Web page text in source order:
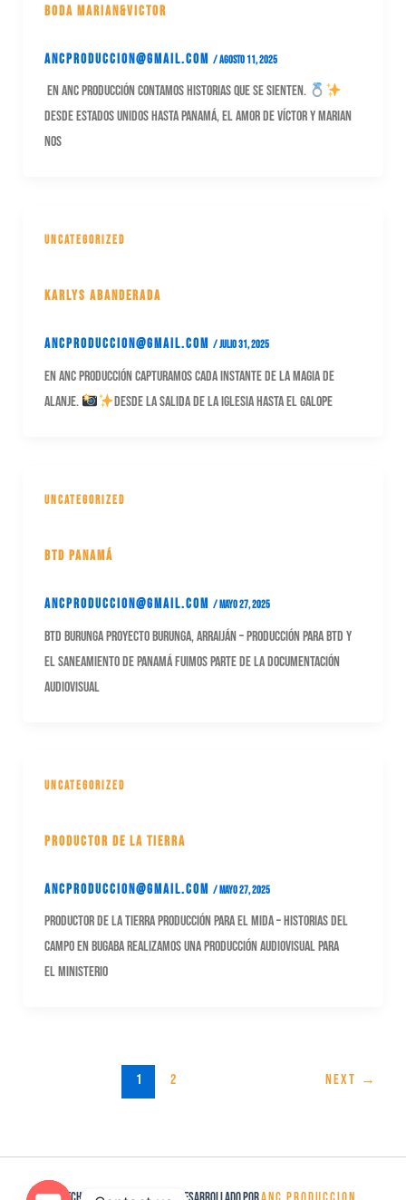
Boda Marian&Victor
ancproduccion@gmail.com /agosto 11, 2025
En ANC Producción contamos historias que se sienten.
Desde Estados Unidos hasta Panamá, el amor de Víctor y Marian
nos
Uncategorized
Karlys Abanderada
ancproduccion@gmail.com /julio 31, 2025
En ANC Producción capturamos cada instante de la magia de
Alanje.
Desde la salida de la iglesia hasta el galope
Uncategorized
BTD Panamá
ancproduccion@gmail.com / mayo 27, 2025
BTD Burunga Proyecto Burunga, Arraiján – Producción para BTD y
el Saneamiento de Panamá Fuimos parte de la documentación
audiovisual
Uncategorized
Productor de la Tierra
ancproduccion@gmail.com /mayo 27, 2025
Productor de la Tierra Producción para el MIDA – Historias del
Campo en Bugaba Realizamos una producción audiovisual para
el Ministerio
1 2 Next →